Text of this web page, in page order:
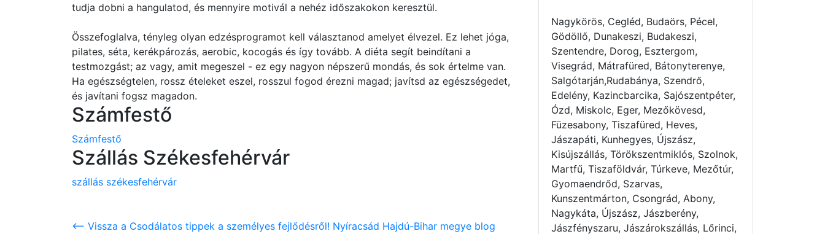
tudja dobni a hangulatod, és mennyire motivál a nehéz időszakokon keresztül.
Összefoglalva, tényleg olyan edzésprogramot kell választanod amelyet élvezel. Ez lehet jóga,
pilates, séta, kerékpározás, aerobic, kocogás és így tovább. A diéta segít beindítani a
testmozgást; az vagy, amit megeszel - ez egy nagyon népszerű mondás, és sok értelme van.
Ha egészségtelen, rossz ételeket eszel, rosszul fogod érezni magad; javítsd az egészségedet,
és javítani fogsz magadon.
Számfestő
Számfestő
Szállás Székesfehérvár
szállás székesfehérvár
<-- Vissza a Csodálatos tippek a személyes fejlődésről! Nyíracsád Hajdú-Bihar megye blog
Nagykörös, Cegléd, Budaörs, Pécel,
Gödöllő, Dunakeszi, Budakeszi,
Szentendre, Dorog, Esztergom,
Visegrád, Mátrafüred, Bátonyterenye,
Salgótarján,Rudabánya, Szendrő,
Edelény, Kazincbarcika, Sajószentpéter,
Ózd, Miskolc, Eger, Mezőkövesd,
Füzesabony, Tiszafüred, Heves,
Jászapáti, Kunhegyes, Újszász,
Kisújszállás, Törökszentmiklós, Szolnok,
Martfű, Tiszaföldvár, Túrkeve, Mezőtúr,
Gyomaendrőd, Szarvas,
Kunszentmárton, Csongrád, Abony,
Nagykáta, Újszász, Jászberény,
Jászfényszaru, Jászárokszállás, Lőrinci,